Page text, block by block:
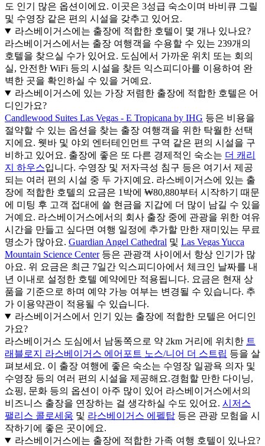
도 인기 많은 옵션이에요. 이곳은 3성급 숙소이며 바비큐 그릴
및 수영장 같은 편의 시설을 갖추고 있어요.
라스베이거스에는 출장에 적합한 호텔이 몇 개나 있나요?
라스베이거스에서는 출장 여행객을 수용할 수 있는 239개의
호텔을 찾으실 수가 있어요. 도심에서 가까운 위치 또는 회의
실, 안전한 WiFi 등의 시설을 찾든 익스피디아를 이용하여 완
벽한 곳을 확인하실 수 있을 거예요.
라스베이거스에 있는 가장 저렴한 출장에 적합한 호텔은 어
디인가요?
Candlewood Suites Las Vegas - E Tropicana by IHG 등은 비용을
절약할 수 있는 옵션을 찾는 출장 여행객을 위한 탁월한 선택
지에요. 웻바 및 야외 엔터테인먼트 구역 같은 편의 시설을 구
비하고 있어요. 출장에 좋은 또 다른 경제적인 숙소는 더 캐리
지 하우스입니다. 수영장 및 저자극성 침구 등은 여기서 제공
되는 여러 편의 시설 중 두 가지예요. 라스베이거스에 있는 출
장에 적합한 호텔의 요금은 1박에 ₩80,880부터 시작하기 때문
에 미팅 후 고객 접대에 쓸 현금을 지갑에 더 많이 남길 수 있을
거예요. 라스베이거스에서의 회사 출장 중에 관광을 위한 여유
시간을 만들고 싶다면 여행 일정에 추가할 만한 재미있는 무료
명소가 많아요. Guardian Angel Cathedral 및 Las Vegas Yucca
Mountain Science Center등은 관광객 사이에서 항상 인기가 많
아요. 위 요금은 최근 7일간 익스피디아에서 체크인 날짜를 내
년 이내로 설정한 호텔 예약에만 적용됩니다. 요금은 현재 상
품을 기준으로 하며 예약 가능 여부는 변경될 수 있습니다. 추
가 이용약관이 적용될 수 있습니다.
라스베이거스에서 인기 있는 출장에 적합한 모텔은 어디인
가요?
라스베이거스 도심에서 남동쪽으로 약 2km 거리에 위치한 트
래블로지 라스베이거스 에어포트 노스/니어 더 스트립 등을 살
펴보세요. 이 출장 여행에 좋은 숙소는 수영장 일광욕 의자 및
수영장 등의 여러 편의 시설을 제공해요.경험할 만한 다이닝,
쇼핑, 문화 등의 옵션이 아주 많이 있어 라스베이거스에서의
비즈니스 출장을 연장하는 걸 생각하실 수도 있어요. 시저스
팰리스 콜로세움 및 라스베이거스 에펠탑 등은 관광 모험을 시
작하기에 좋은 곳이에요.
라스베이거스에는 출장에 적합한 가족 여행 호텔이 있나요?